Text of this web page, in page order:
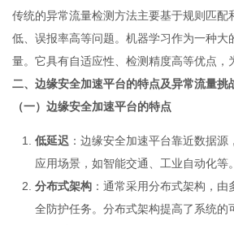
传统的异常流量检测方法主要基于规则匹
低、误报率高等问题。机器学习作为一种
量。它具有自适应性、检测精度高等优点
二、边缘安全加速平台的特点及异常流量挑
（一）边缘安全加速平台的特点
低延迟 ： 边缘安全加速平台靠近数据源
应用场景，如智能交通、工业自动化等。
分布式架构 ：通常采用分布式架构，
全防护任务。分布式架构提高了系统